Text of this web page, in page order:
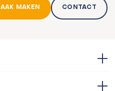
MAKEN CONTACT